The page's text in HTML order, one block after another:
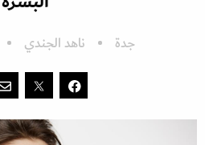
جدة ناهد الجندي